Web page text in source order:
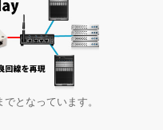
となっています。